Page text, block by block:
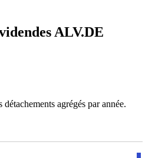
ALV.DE
agrégés par année.